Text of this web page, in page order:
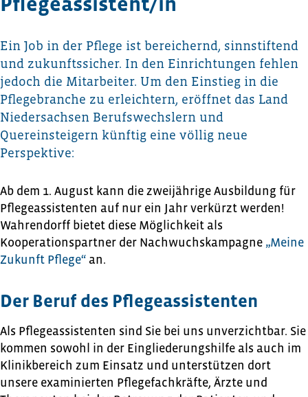
Ein Job in der Pflege ist bereichernd, sinnstiftend
und zukunftssicher. In den Einrichtungen fehlen
jedoch die Mitarbeiter. Um den Einstieg in die
Pflegebranche zu erleichtern, eröffnet das Land
Niedersachsen Berufswechslern und
Quereinsteigern künftig eine völlig neue
Perspektive:
Ab dem 1. August kann die zweijährige Ausbildung für
Pflegeassistenten auf nur ein Jahr verkürzt werden!
Wahrendorff bietet diese Möglichkeit als
Kooperationspartner der Nachwuchskampagne „Meine
Zukunft Pflege“ an.
Der Beruf des Pflegeassistenten
Als Pflegeassistenten sind Sie bei uns unverzichtbar. Sie
kommen sowohl in der Eingliederungshilfe als auch im
Klinikbereich zum Einsatz und unterstützen dort
unsere examinierten Pflegefachkräfte, Ärzte und